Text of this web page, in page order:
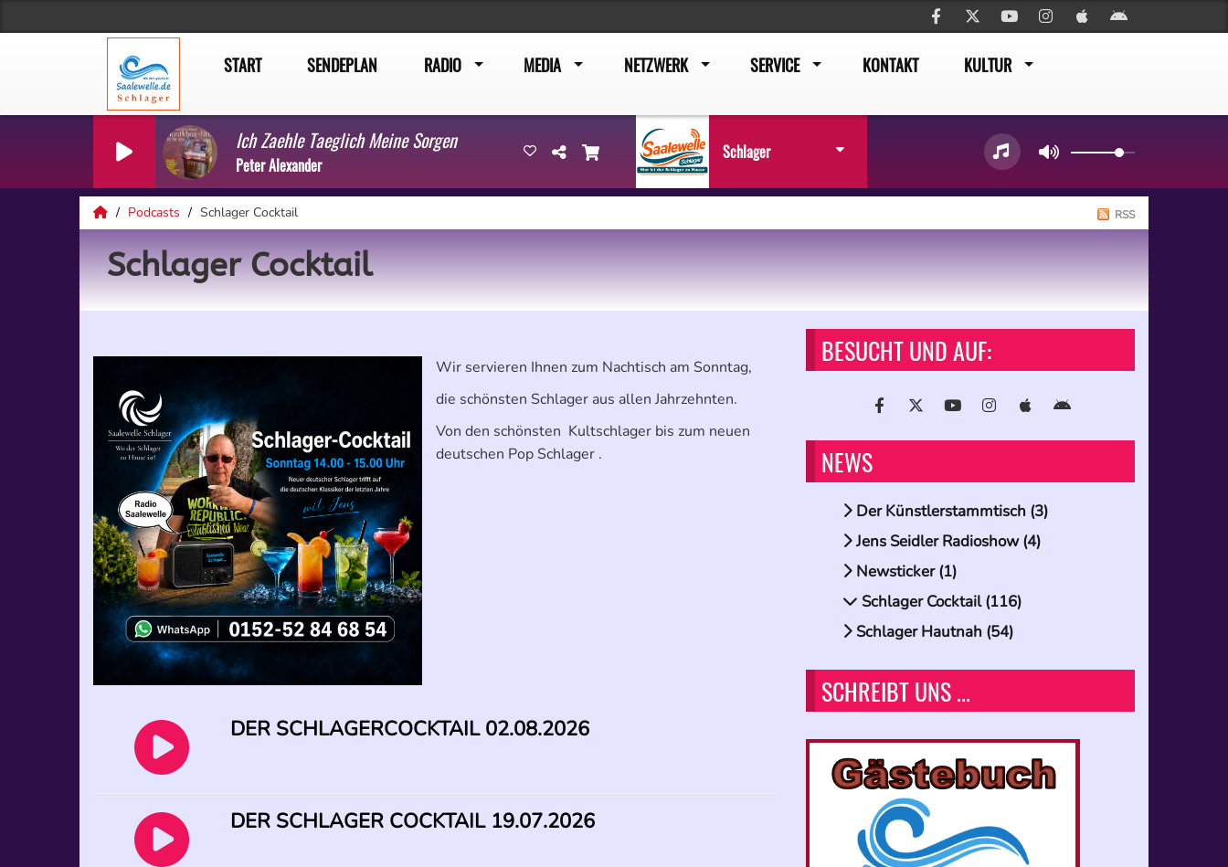
START SENDEPLAN RADIO MEDIA NETZWERK SERVICE KONTAKT KULTUR
Ich Zaehle Taeglich Meine Sorgen
Peter Alexander
Schlager
Podcasts Schlager Cocktail
Schlager Cocktail
RSS
Wir servieren Ihnen zum Nachtisch am Sonntag,
die schönsten Schlager aus allen Jahrzehnten.
Von den schönsten Kultschlager bis zum neuen
deutschen Pop Schlager .
DER SCHLAGERCOCKTAIL 02.08.2026
DER SCHLAGER COCKTAIL 19.07.2026
BESUCHT UND AUF:
NEWS
Der Künstlerstammtisch (3)
Jens Seidler Radioshow (4)
Newsticker (1)
Schlager Cocktail (116)
Schlager Hautnah (54)
SCHREIBT UNS ...